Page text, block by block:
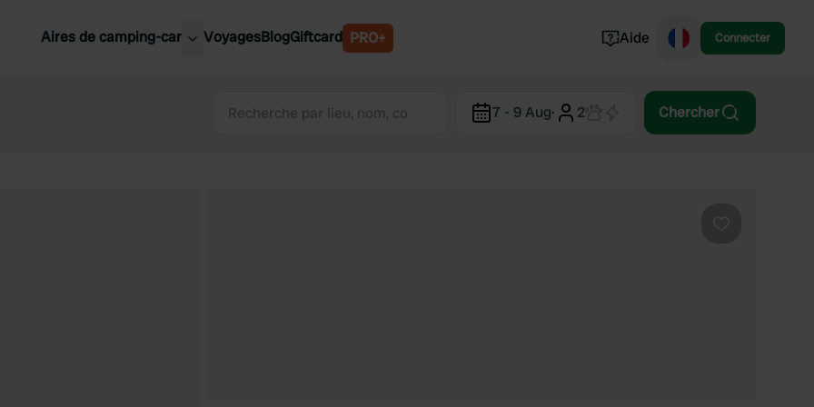
Aires de camping-car
Slovénie
VoyagesBlogGiftcard PRO+ Aide Connecter
7 - 9 Aug· 2 Chercher